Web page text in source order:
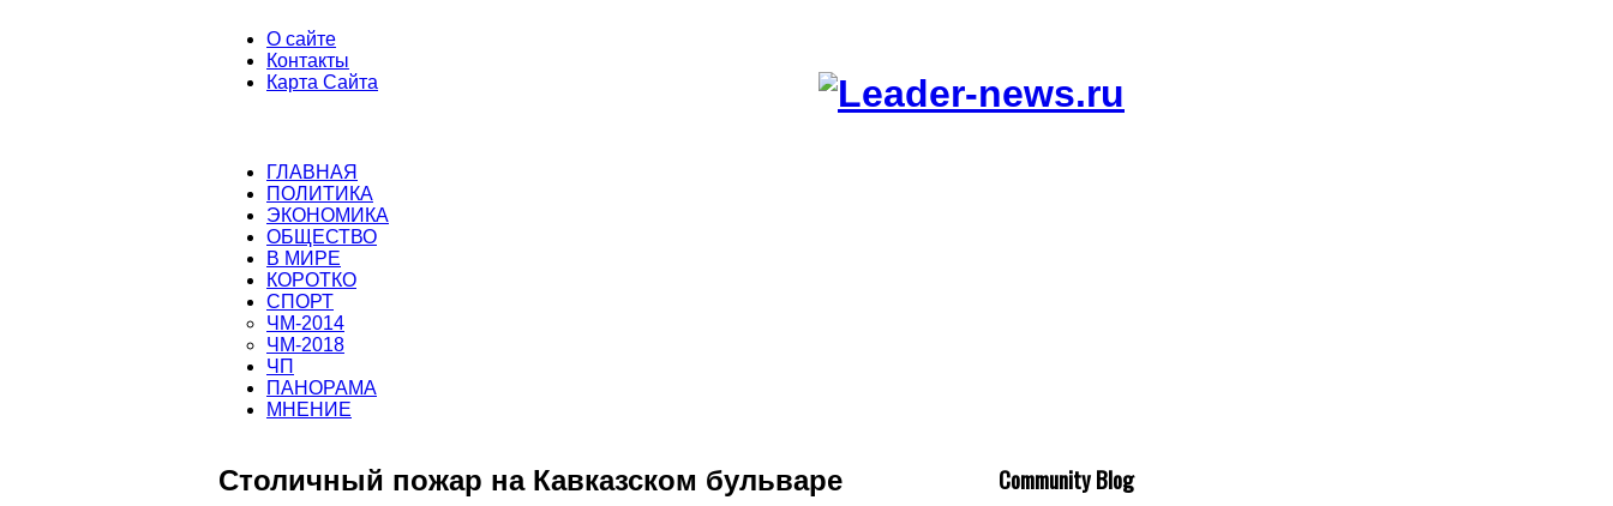
О сайте
Контакты
Карта Сайта
ГЛАВНАЯ
ПОЛИТИКА
ЭКОНОМИКА
ОБЩЕСТВО
В МИРЕ
КОРОТКО
СПОРТ
ЧМ-2014
ЧМ-2018
ЧП
ПАНОРАМА
МНЕНИЕ
Столичный пожар на Кавказском бульваре Community Blog